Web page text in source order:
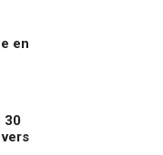
en
30